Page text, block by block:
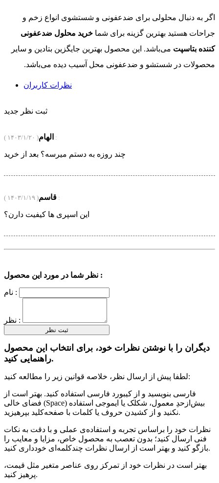
اگر به دنبال محلولی برای ضدعفونی و شستشوی انواع زخم و
جراحات هستید بهترین گزینه برای شما خرید محلول ضدعفونی
کننده بتاسپت می‌باشد. این محصول بهترین جایگزین بتادین و سایر
محصولات در شستشو و ضدعفونی محل آسیب دیده می‌باشد.
نظرات کاربران
ثبت نظر جدید
الهام ( ۱۴۰۳/۱/۲۰ ) :
چند روزه به دستم میرسه؟ بعد از خرید
قاسم ( ۱۴۰۳/۱/۱۹ ) :
این اسپری ها کیفیت دارن؟
نظر شما در مورد این محصول :
نام :
نظر :
دیگران را با نوشتن نظرات خود، برای انتخاب این محصول
راهنمایی کنید.
لطفا پیش از ارسال نظر، خلاصه قوانین زیر را مطالعه کنید:
فارسی بنویسید و از کیبورد فارسی استفاده کنید. بهتر است از
فضای خالی (Space) بیش‌از‌حدِ معمول، شکلک یا ایموجی استفاده
نکنید و از کشیدن حروف یا کلمات با صفحه‌کلید بپرهیزید.
نظرات خود را براساس تجربه و استفاده‌ی عملی و با دقت به نکات
فنی ارسال کنید؛ بدون تعصب به محصول خاص، مزایا و معایب را
بازگو کنید و بهتر است از ارسال نظرات چندکلمه‌‌ای خودداری کنید.
بهتر است در نظرات خود از تمرکز روی عناصر متغیر مثل قیمت،
پرهیز کنید.